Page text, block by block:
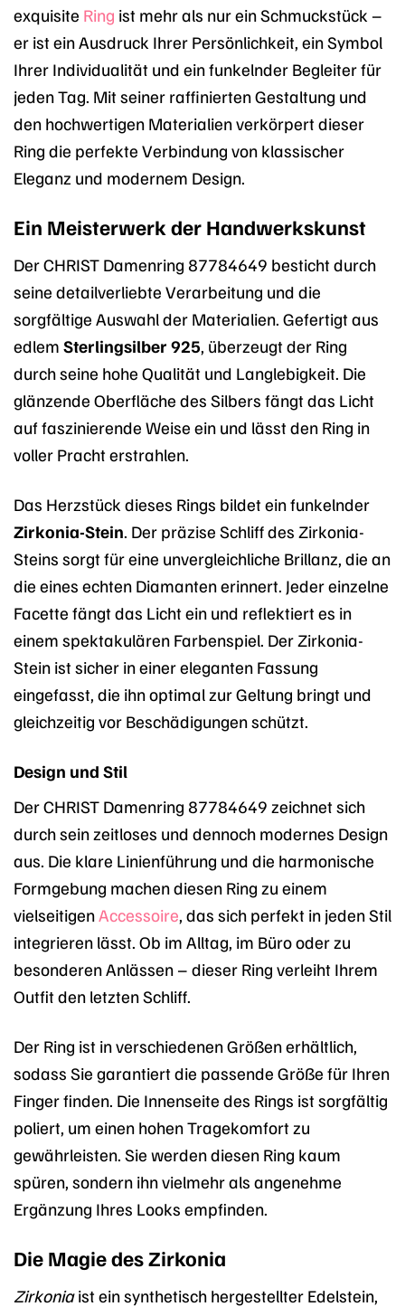
exquisite Ring ist mehr als nur ein Schmuckstück –
er ist ein Ausdruck Ihrer Persönlichkeit, ein Symbol
Ihrer Individualität und ein funkelnder Begleiter für
jeden Tag. Mit seiner raffinierten Gestaltung und
den hochwertigen Materialien verkörpert dieser
Ring die perfekte Verbindung von klassischer
Eleganz und modernem Design.
Ein Meisterwerk der Handwerkskunst
Der CHRIST Damenring 87784649 besticht durch
seine detailverliebte Verarbeitung und die
sorgfältige Auswahl der Materialien. Gefertigt aus
edlem Sterlingsilber 925, überzeugt der Ring
durch seine hohe Qualität und Langlebigkeit. Die
glänzende Oberfläche des Silbers fängt das Licht
auf faszinierende Weise ein und lässt den Ring in
voller Pracht erstrahlen.
Das Herzstück dieses Rings bildet ein funkelnder
Zirkonia-Stein. Der präzise Schliff des Zirkonia-
Steins sorgt für eine unvergleichliche Brillanz, die an
die eines echten Diamanten erinnert. Jeder einzelne
Facette fängt das Licht ein und reflektiert es in
einem spektakulären Farbenspiel. Der Zirkonia-
Stein ist sicher in einer eleganten Fassung
eingefasst, die ihn optimal zur Geltung bringt und
gleichzeitig vor Beschädigungen schützt.
Design und Stil
Der CHRIST Damenring 87784649 zeichnet sich
durch sein zeitloses und dennoch modernes Design
aus. Die klare Linienführung und die harmonische
Formgebung machen diesen Ring zu einem
vielseitigenAccessoire, das sich perfekt in jeden Stil
integrieren lässt. Ob im Alltag, im Büro oder zu
besonderen Anlässen – dieser Ring verleiht Ihrem
Outfit den letzten Schliff.
Der Ring ist in verschiedenen Größen erhältlich,
sodass Sie garantiert die passende Größe für Ihren
Finger finden. Die Innenseite des Rings ist sorgfältig
poliert, um einen hohen Tragekomfort zu
gewährleisten. Sie werden diesen Ring kaum
spüren, sondern ihn vielmehr als angenehme
Ergänzung Ihres Looks empfinden.
Die Magie des Zirkonia
Zirkoniaist ein synthetisch hergestellter Edelstein,